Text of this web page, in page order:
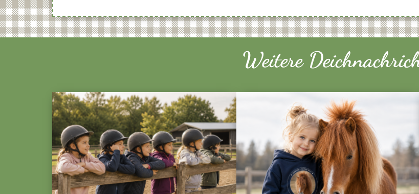
Weitere